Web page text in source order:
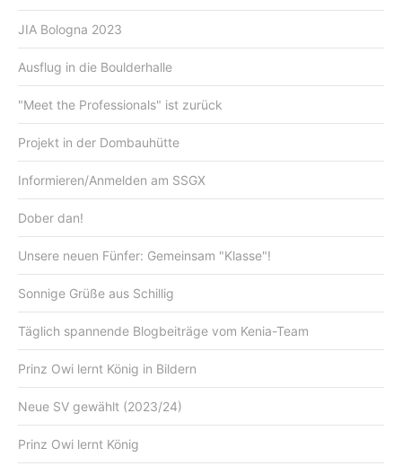
JIA Bologna 2023
Ausflug in die Boulderhalle
"Meet the Professionals" ist zurück
Projekt in der Dombauhütte
Informieren/Anmelden am SSGX
Dober dan!
Unsere neuen Fünfer: Gemeinsam "Klasse"!
Sonnige Grüße aus Schillig
Täglich spannende Blogbeiträge vom Kenia-Team
Prinz Owi lernt König in Bildern
Neue SV gewählt (2023/24)
Prinz Owi lernt König